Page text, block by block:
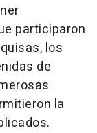
participaron
los
de
la